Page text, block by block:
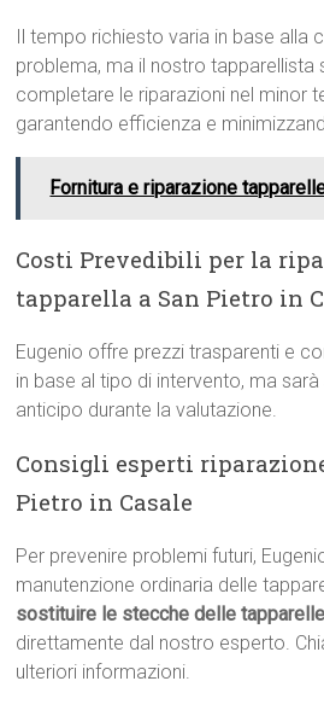
Il tempo richiesto varia in base alla
problema, ma il nostro tapparellista
completare le riparazioni nel minor
garantendo efficienza e
Fornitura e riparazione
Costi Prevedibili per la
tapparella a San Pietro in
Eugenio offre prezzi trasparenti e
in base al tipo di intervento, ma
anticipo durante la valutazione.
Consigli esperti
Pietro in Casale
Per prevenire problemi futuri,
manutenzione ordinaria delle
sostituire le stecche delle tapparelle
direttamente dal nostro esperto.
ulteriori informazioni.